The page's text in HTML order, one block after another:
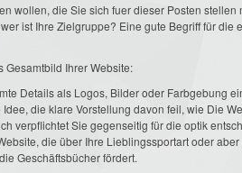
wollen, die Sie sich fuer dieser Posten
ist Ihre Zielgruppe? Eine gute Begriff für die
Gesamtbild Ihrer Website:
Details als Logos, Bilder oder Farbgebung
die klare Vorstellung davon feil, wie Die
verpflichtet Sie gegenseitig für die optik
die über Ihre Lieblingssportart oder
Geschäftsbücher fördert.